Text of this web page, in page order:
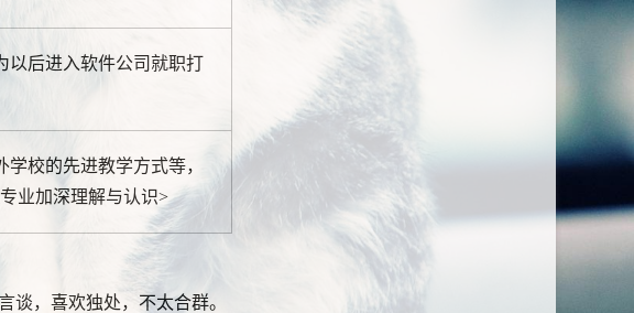
以后进入软件公司就职打
校的先进教学方式等，
业加深理解与认识>
，喜欢独处，不太合群。